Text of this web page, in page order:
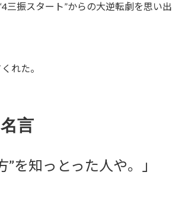
三振スタート”からの大逆転劇を思い出
れた。
言
を知っとった人や。」